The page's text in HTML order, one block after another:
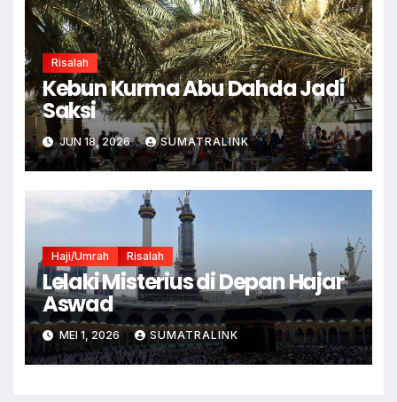
Risalah
Kebun Kurma Abu Dahda Jadi
Saksi
JUN 18, 2026 SUMATRALINK
Haji/Umrah Risalah
Lelaki Misterius di Depan Hajar
Aswad
MEI 1, 2026 SUMATRALINK